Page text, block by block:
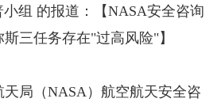
组 的报道：【NASA安全咨询
三任务存在"过高风险"】
天局（NASA）航空航天安全咨